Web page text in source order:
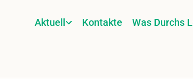
Aktuell Kontakte Was Durchs